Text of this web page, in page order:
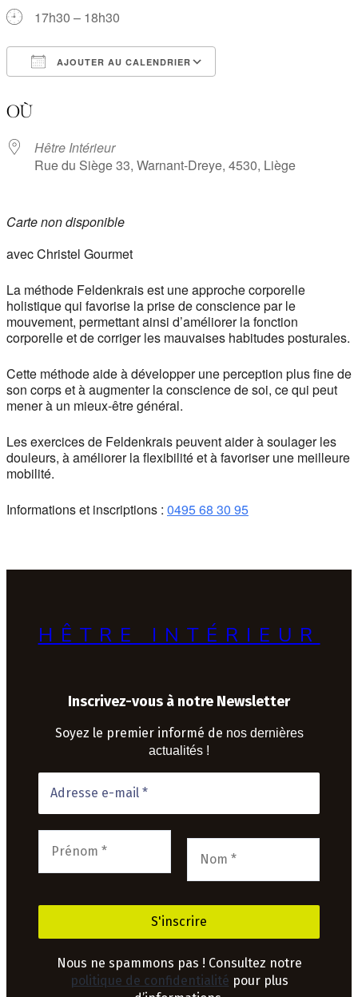
17h30 – 18h30
AJOUTER AU CALENDRIER
OÙ
Hêtre Intérieur
Rue du Siège 33, Warnant-Dreye, 4530, Liège
Carte non disponible
avec Christel Gourmet
La méthode Feldenkrais est une approche corporelle
holistique qui favorise la prise de conscience par le
mouvement, permettant ainsi d’améliorer la fonction
corporelle et de corriger les mauvaises habitudes posturales.
Cette méthode aide à développer une perception plus fine de
son corps et à augmenter la conscience de soi, ce qui peut
mener à un mieux-être général.
Les exercices de Feldenkrais peuvent aider à soulager les
douleurs, à améliorer la flexibilité et à favoriser une meilleure
mobilité.
Informations et inscriptions : 0495 68 30 95
HÊTRE INTÉRIEUR
Inscrivez-vous à notre Newsletter
Soyez le premier informé de nos dernières
actualités !
Nous ne spammons pas ! Consultez notre
politique de confidentialité pour plus